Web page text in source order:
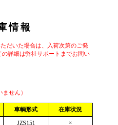
情報
だいた場合は、入荷次第のご発
詳細は弊社サポートまでお問い
せん）
車輌形式
在庫状況
JZS151 ×